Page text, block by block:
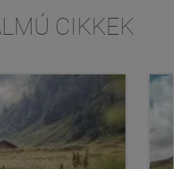
CIKKEK